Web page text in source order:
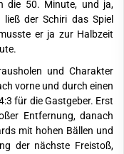
die 50. Minute, und ja,
der Schiri das Spiel
er ja zur Halbzeit
und Charakter
vorne und durch einen
für die Gastgeber. Erst
Entfernung, danach
mit hohen Bällen und
der nächste Freistoß,